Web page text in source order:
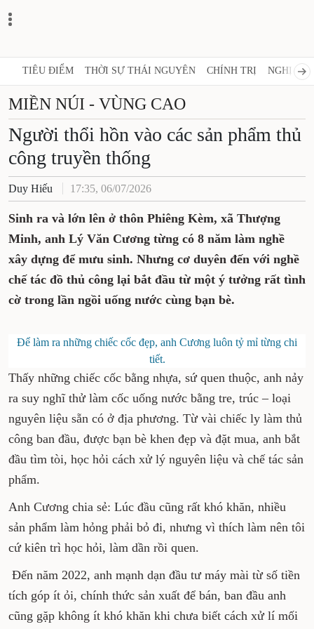
TIÊU ĐIỂM THỜI SỰ THÁI NGUYÊN CHÍNH TRỊ NGHỊ
MIỀN NÚI - VÙNG CAO
Người thổi hồn vào các sản phẩm thủ
công truyền thống
Duy Hiếu 17:35, 06/07/2026
Sinh ra và lớn lên ở thôn Phiêng Kèm, xã Thượng
Minh, anh Lý Văn Cương từng có 8 năm làm nghề
xây dựng để mưu sinh. Nhưng cơ duyên đến với nghề
chế tác đồ thủ công lại bắt đầu từ một ý tưởng rất tình
cờ trong lần ngồi uống nước cùng bạn bè.
Để làm ra những chiếc cốc đẹp, anh Cương luôn tỷ mỉ từng chi
tiết.
Thấy những chiếc cốc bằng nhựa, sứ quen thuộc, anh nảy
ra suy nghĩ thử làm cốc uống nước bằng tre, trúc – loại
nguyên liệu sẵn có ở địa phương. Từ vài chiếc ly làm thủ
công ban đầu, được bạn bè khen đẹp và đặt mua, anh bắt
đầu tìm tòi, học hỏi cách xử lý nguyên liệu và chế tác sản
phẩm.
Anh Cương chia sẻ: Lúc đầu cũng rất khó khăn, nhiều
sản phẩm làm hỏng phải bỏ đi, nhưng vì thích làm nên tôi
cứ kiên trì học hỏi, làm dần rồi quen.
Đến năm 2022, anh mạnh dạn đầu tư máy mài từ số tiền
tích góp ít ỏi, chính thức sản xuất để bán, ban đầu anh
cũng gặp không ít khó khăn khi chưa biết cách xử lí mối